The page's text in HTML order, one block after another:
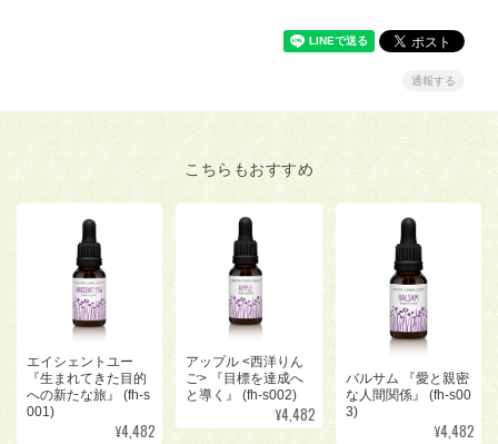
通報する
こちらもおすすめ
エイシェントユー
『生まれてきた目的
への新たな旅』 (fh-s
001)
¥4,482
アップル <西洋りん
ご> 『目標を達成へ
と導く』 (fh-s002)
¥4,482
バルサム 『愛と親密
な人間関係』 (fh-s00
3)
¥4,482